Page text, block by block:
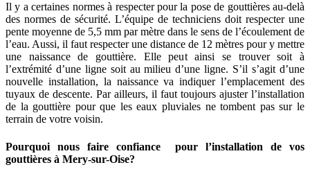
Il y a certaines normes à respecter pour la pose de gouttières au-delà
des normes de sécurité. L’équipe de techniciens doit respecter une
pente moyenne de 5,5 mm par mètre dans le sens de l’écoulement de
l’eau. Aussi, il faut respecter une distance de 12 mètres pour y mettre
une naissance de gouttière. Elle peut ainsi se trouver soit à
l’extrémité d’une ligne soit au milieu d’une ligne. S’il s’agit d’une
nouvelle installation, la naissance va indiquer l’emplacement des
tuyaux de descente. Par ailleurs, il faut toujours ajuster l’installation
de la gouttière pour que les eaux pluviales ne tombent pas sur le
terrain de votre voisin.
Pourquoi nous faire confiance pour l’installation de vos
gouttières à Mery-sur-Oise?